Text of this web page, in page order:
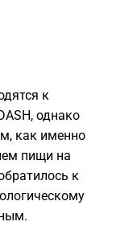
к
однако
как именно
пищи на
к